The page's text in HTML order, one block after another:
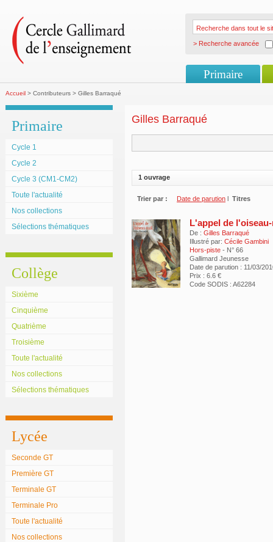
> Recherche avancée
Primaire
Accueil > Contributeurs > Gilles Barraqué
Primaire
Cycle 1
Cycle 2
Cycle 3 (CM1-CM2)
Toute l'actualité
Nos collections
Sélections thématiques
Collège
Sixième
Cinquième
Quatrième
Troisième
Toute l'actualité
Nos collections
Sélections thématiques
Lycée
Seconde GT
Première GT
Terminale GT
Terminale Pro
Toute l'actualité
Nos collections
Gilles Barraqué
1 ouvrage
Trier par : Date de parution l Titres
L'appel de
De : Gilles Barraqué
Illustré par: Cécile Gambini
Hors-piste - N° 66
Gallimard Jeunesse
Date de parution : 11/03/
Prix : 6.6 €
Code SODIS : A62284